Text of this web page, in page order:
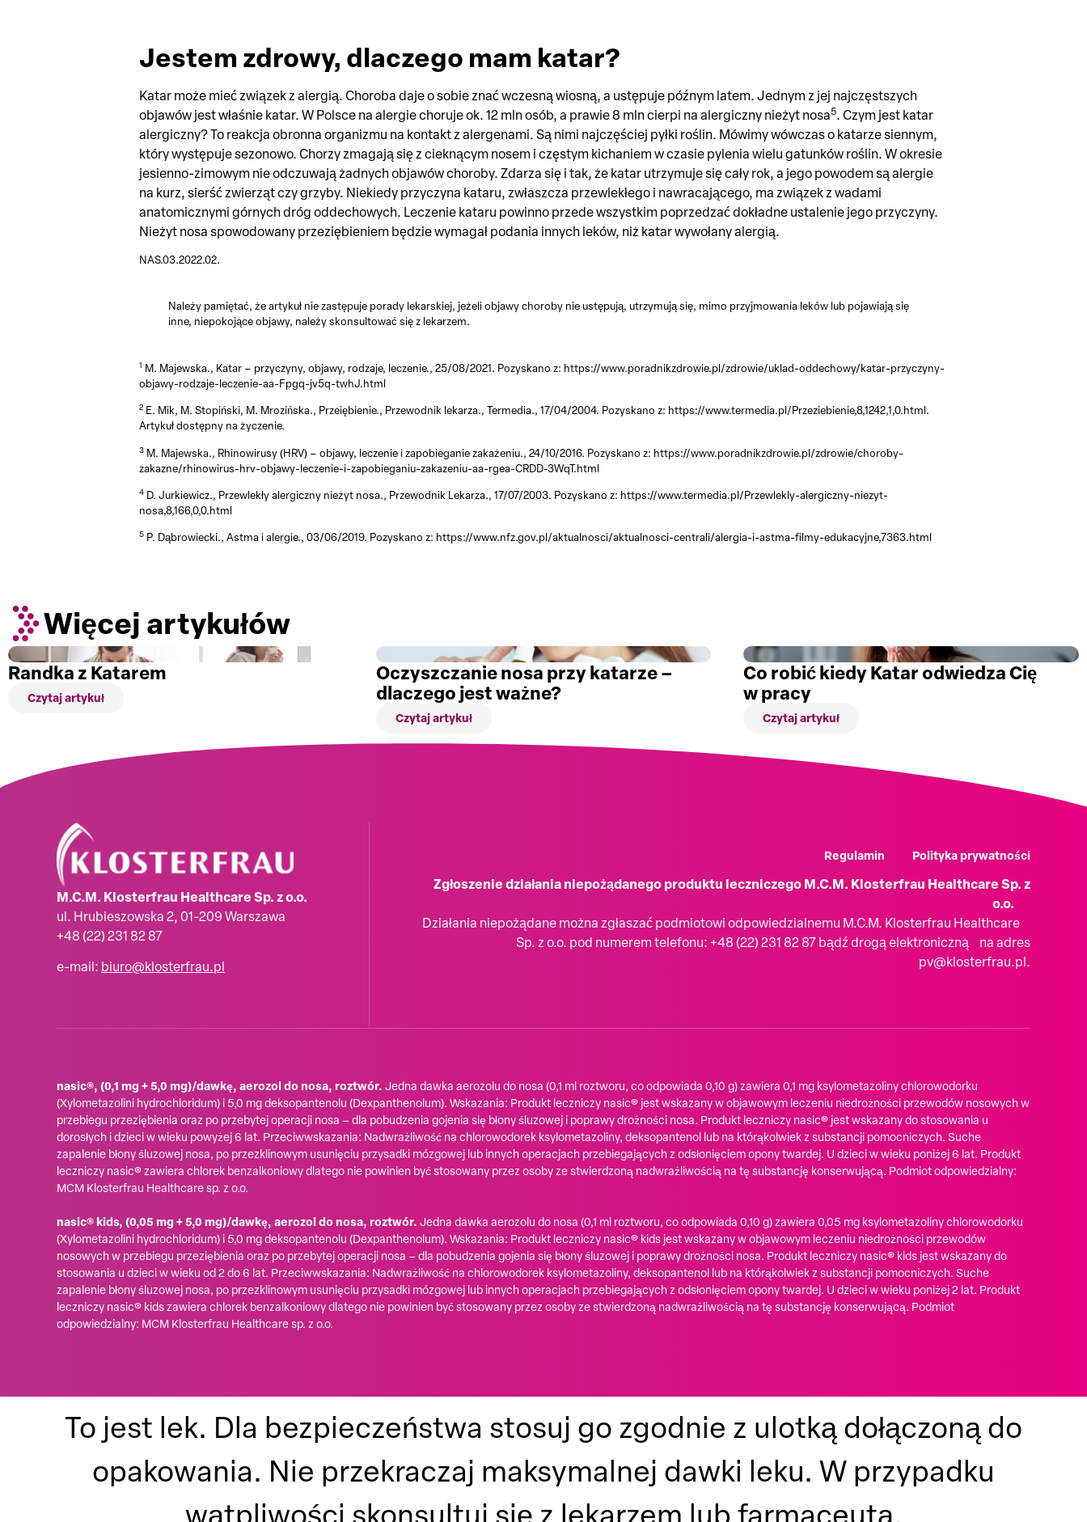
Jestem zdrowy, dlaczego mam katar?
Katar może mieć związek z alergią. Choroba daje o sobie znać wczesną wiosną, a ustępuje późnym latem. Jednym z jej najczęstszych
objawów jest właśnie katar. W Polsce na alergie choruje ok. 12 mln osób, a prawie 8 mln cierpi na alergiczny nieżyt nosa5. Czym jest katar
alergiczny? To reakcja obronna organizmu na kontakt z alergenami. Są nimi najczęściej pyłki roślin. Mówimy wówczas o katarze siennym,
który występuje sezonowo. Chorzy zmagają się z cieknącym nosem i częstym kichaniem w czasie pylenia wielu gatunków roślin. W okresie
jesienno-zimowym nie odczuwają żadnych objawów choroby. Zdarza się i tak, że katar utrzymuje się cały rok, a jego powodem są alergie
na kurz, sierść zwierząt czy grzyby. Niekiedy przyczyna kataru, zwłaszcza przewlekłego i nawracającego, ma związek z wadami
anatomicznymi górnych dróg oddechowych. Leczenie kataru powinno przede wszystkim poprzedzać dokładne ustalenie jego przyczyny.
Nieżyt nosa spowodowany przeziębieniem będzie wymagał podania innych leków, niż katar wywołany alergią.
NAS.03.2022.02.
Należy pamiętać, że artykuł nie zastępuje porady lekarskiej, jeżeli objawy choroby nie ustępują, utrzymują się, mimo przyjmowania leków lub pojawiają się
inne, niepokojące objawy, należy skonsultować się z lekarzem.
1 M. Majewska., Katar – przyczyny, objawy, rodzaje, leczenie., 25/08/2021. Pozyskano z: https://www.poradnikzdrowie.pl/zdrowie/uklad-oddechowy/katar-przyczyny-
objawy-rodzaje-leczenie-aa-Fpgq-jv5q-twhJ.html
2 E. Mik, M. Stopiński, M. Mrozińska., Przeiębienie., Przewodnik lekarza., Termedia., 17/04/2004. Pozyskano z: https://www.termedia.pl/Przeziebienie,8,1242,1,0.html.
Artykuł dostępny na życzenie.
3 M. Majewska., Rhinowirusy (HRV) – objawy, leczenie i zapobieganie zakażeniu., 24/10/2016. Pozyskano z: https://www.poradnikzdrowie.pl/zdrowie/choroby-
zakazne/rhinowirus-hrv-objawy-leczenie-i-zapobieganiu-zakazeniu-aa-rgea-CRDD-3WqT.html
4 D. Jurkiewicz., Przewlekły alergiczny nieżyt nosa., Przewodnik Lekarza., 17/07/2003. Pozyskano z: https://www.termedia.pl/Przewlekly-alergiczny-niezyt-
nosa,8,166,0,0.html
5 P. Dąbrowiecki., Astma i alergie., 03/06/2019. Pozyskano z: https://www.nfz.gov.pl/aktualnosci/aktualnosci-centrali/alergia-i-astma-filmy-edukacyjne,7363.html
Więcej artykułów
Randka z Katarem
Czytaj artykuł
Oczyszczanie nosa przy katarze –
dlaczego jest ważne?
Czytaj artykuł
Co robić kiedy Katar odwiedza Cię
w pracy
Czytaj artykuł
M.C.M. Klosterfrau Healthcare Sp. z o.o.
ul. Hrubieszowska 2, 01-209 Warszawa
+48 (22) 231 82 87
e-mail: biuro@klosterfrau.pl
Regulamin Polityka prywatności
Zgłoszenie działania niepożądanego produktu leczniczego M.C.M. Klosterfrau Healthcare Sp. z
o.o.
Działania niepożądane można zgłaszać podmiotowi odpowiedzialnemu M.C.M. Klosterfrau Healthcare
Sp. z o.o. pod numerem telefonu: +48 (22) 231 82 87 bądź drogą elektroniczną na adres
pv@klosterfrau.pl.
nasic®, (0,1 mg + 5,0 mg)/dawkę, aerozol do nosa, roztwór. Jedna dawka aerozolu do nosa (0,1 ml roztworu, co odpowiada 0,10 g) zawiera 0,1 mg ksylometazoliny chlorowodorku
(Xylometazolini hydrochloridum) i 5,0 mg deksopantenolu (Dexpanthenolum). Wskazania: Produkt leczniczy nasic® jest wskazany w objawowym leczeniu niedrożności przewodów nosowych w
przebiegu przeziębienia oraz po przebytej operacji nosa – dla pobudzenia gojenia się błony śluzowej i poprawy drożności nosa. Produkt leczniczy nasic® jest wskazany do stosowania u
dorosłych i dzieci w wieku powyżej 6 lat. Przeciwwskazania: Nadwrażliwość na chlorowodorek ksylometazoliny, deksopantenol lub na którąkolwiek z substancji pomocniczych. Suche
zapalenie błony śluzowej nosa, po przezklinowym usunięciu przysadki mózgowej lub innych operacjach przebiegających z odsłonięciem opony twardej. U dzieci w wieku poniżej 6 lat. Produkt
leczniczy nasic® zawiera chlorek benzalkoniowy dlatego nie powinien być stosowany przez osoby ze stwierdzoną nadwrażliwością na tę substancję konserwującą. Podmiot odpowiedzialny:
MCM Klosterfrau Healthcare sp. z o.o.
nasic® kids, (0,05 mg + 5,0 mg)/dawkę, aerozol do nosa, roztwór. Jedna dawka aerozolu do nosa (0,1 ml roztworu, co odpowiada 0,10 g) zawiera 0,05 mg ksylometazoliny chlorowodorku
(Xylometazolini hydrochloridum) i 5,0 mg deksopantenolu (Dexpanthenolum). Wskazania: Produkt leczniczy nasic® kids jest wskazany w objawowym leczeniu niedrożności przewodów
nosowych w przebiegu przeziębienia oraz po przebytej operacji nosa – dla pobudzenia gojenia się błony śluzowej i poprawy drożności nosa. Produkt leczniczy nasic® kids jest wskazany do
stosowania u dzieci w wieku od 2 do 6 lat. Przeciwwskazania: Nadwrażliwość na chlorowodorek ksylometazoliny, deksopantenol lub na którąkolwiek z substancji pomocniczych. Suche
zapalenie błony śluzowej nosa, po przezklinowym usunięciu przysadki mózgowej lub innych operacjach przebiegających z odsłonięciem opony twardej. U dzieci w wieku poniżej 2 lat. Produkt
leczniczy nasic® kids zawiera chlorek benzalkoniowy dlatego nie powinien być stosowany przez osoby ze stwierdzoną nadwrażliwością na tę substancję konserwującą. Podmiot
odpowiedzialny: MCM Klosterfrau Healthcare sp. z o.o.
To jest lek. Dla bezpieczeństwa stosuj go zgodnie z ulotką dołączoną do
opakowania. Nie przekraczaj maksymalnej dawki leku. W przypadku
wątpliwości skonsultuj się z lekarzem lub farmaceutą.